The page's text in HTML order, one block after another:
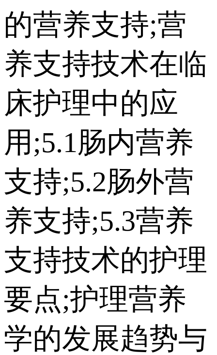
的营养支持;营
养支持技术在临
床护理中的应
用;5.1肠内营养
支持;5.2肠外营
养支持;5.3营养
支持技术的护理
要点;护理营养
学的发展趋势与